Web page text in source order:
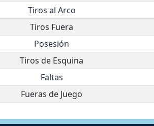
Tiros al Arco
Tiros Fuera
Posesión
Tiros de Esquina
Faltas
Fueras de Juego